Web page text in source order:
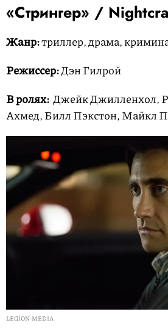
«Стрингер» /
Жанр:триллер, драма,
Режиссер:Дэн Гилрой
В ролях: Джейк Джилленхол,
Ахмед, Билл Пэкстон, Майкл
LEGION-MEDIA